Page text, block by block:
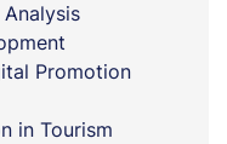
Promotion
in Tourism